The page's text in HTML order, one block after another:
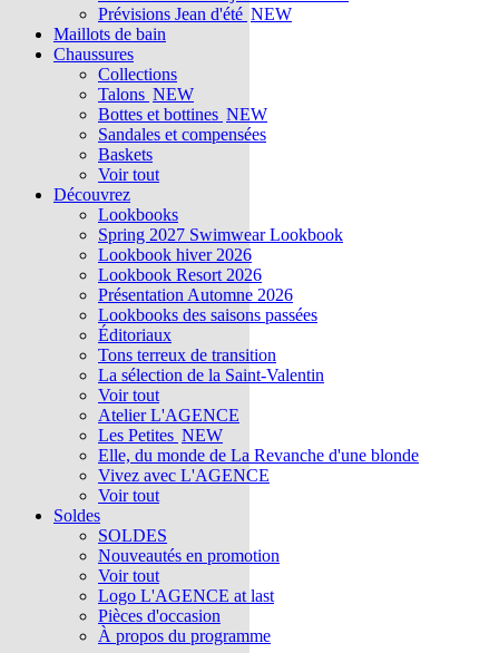
Prévisions Jean d'été NEW
Maillots de bain
Chaussures
Collections
Talons NEW
Bottes et bottines NEW
Sandales et compensées
Baskets
Voir tout
Découvrez
Lookbooks
Spring 2027 Swimwear Lookbook
Lookbook hiver 2026
Lookbook Resort 2026
Présentation Automne 2026
Lookbooks des saisons passées
Éditoriaux
Tons terreux de transition
La sélection de la Saint-Valentin
Voir tout
Atelier L'AGENCE
Les Petites NEW
Elle, du monde de La Revanche d'une blonde
Vivez avec L'AGENCE
Voir tout
Soldes
SOLDES
Nouveautés en promotion
Voir tout
Logo L'AGENCE at last
Pièces d'occasion
À propos du programme